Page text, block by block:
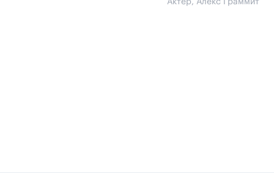
Актер, Алекс Граммит